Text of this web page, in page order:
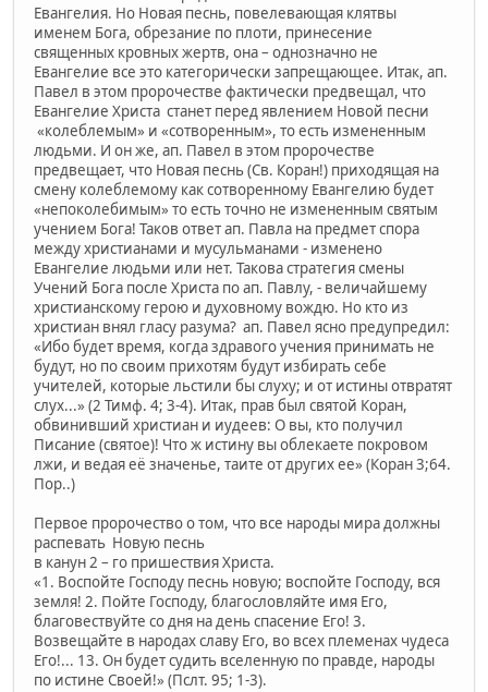
Евангелия. Но Новая песнь, повелевающая клятвы
именем Бога, обрезание по плоти, принесение
священных кровных жертв, она – однозначно не
Евангелие все это категорически запрещающее. Итак, ап.
Павел в этом пророчестве фактически предвещал, что
Евангелие Христа станет перед явлением Новой песни
«колеблемым» и «сотворенным», то есть измененным
людьми. И он же, ап. Павел в этом пророчестве
предвещает, что Новая песнь (Св. Коран!) приходящая на
смену колеблемому как сотворенному Евангелию будет
«непоколебимым» то есть точно не измененным святым
учением Бога! Таков ответ ап. Павла на предмет спора
между христианами и мусульманами - изменено
Евангелие людьми или нет. Такова стратегия смены
Учений Бога после Христа по ап. Павлу, - величайшему
христианскому герою и духовному вождю. Но кто из
христиан внял гласу разума? ап. Павел ясно предупредил:
«Ибо будет время, когда здравого учения принимать не
будут, но по своим прихотям будут избирать себе
учителей, которые льстили бы слуху; и от истины отвратят
слух...» (2 Тимф. 4; 3-4). Итак, прав был святой Коран,
обвинивший христиан и иудеев: О вы, кто получил
Писание (святое)! Что ж истину вы облекаете покровом
лжи, и ведая её значенье, таите от других ее» (Коран 3;64.
Пор..)
Первое пророчество о том, что все народы мира должны
распевать Новую песнь
в канун 2 – го пришествия Христа.
«1. Воспойте Господу песнь новую; воспойте Господу, вся
земля! 2. Пойте Господу, благословляйте имя Его,
благовествуйте со дня на день спасение Его! 3.
Возвещайте в народах славу Его, во всех племенах чудеса
Его!... 13. Он будет судить вселенную по правде, народы
по истине Своей!» (Пслт. 95; 1-3).